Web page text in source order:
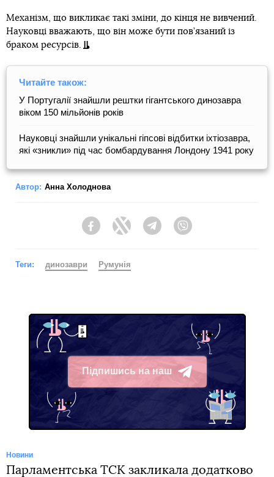
Механізм, що викликає такі зміни, до кінця не вивчений.
Науковці вважають, що він може бути пов’язаний із
браком ресурсів.
Читайте також:
У Португалії знайшли рештки гігантського динозавра
віком 150 мільйонів років
Науковці знайшли унікальні гіпсові відбитки іхтіозавра,
які «зникли» під час бомбардування Лондону 1941 року
Автор: Анна Холоднова
FacebookTwitter Telegram
Теги: динозаври Румунія
Підпишись на наш
Telegram
Новини
Парламентська ТСК закликала додатково